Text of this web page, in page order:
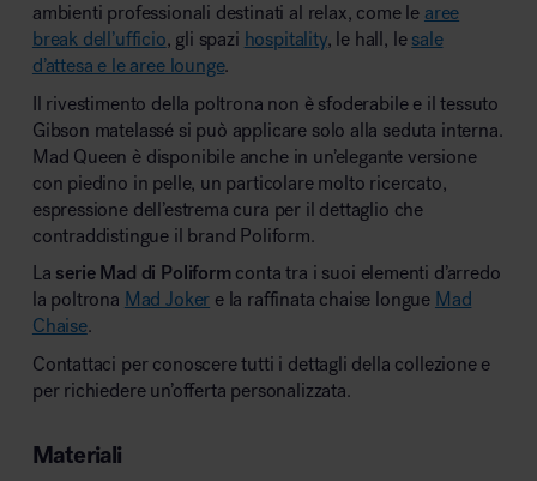
ambienti professionali destinati al relax, come le aree
break dell’ufficio, gli spazi hospitality, le hall, le sale
d’attesa e le aree lounge.
Il rivestimento della poltrona non è sfoderabile e il tessuto
Gibson matelassé si può applicare solo alla seduta interna.
Mad Queen è disponibile anche in un’elegante versione
con piedino in pelle, un particolare molto ricercato,
espressione dell’estrema cura per il dettaglio che
contraddistingue il brand Poliform.
La serie Mad di Poliform conta tra i suoi elementi d’arredo
la poltrona Mad Joker e la raffinata chaise longue Mad
Chaise.
Contattaci per conoscere tutti i dettagli della collezione e
per richiedere un’offerta personalizzata.
Materiali